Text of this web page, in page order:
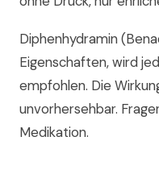
Diphenhydramin
Eigenschaften, wird
empfohlen. Die
unvorhersehbar.
Medikation.